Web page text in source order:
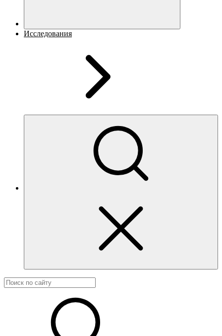
Исследования